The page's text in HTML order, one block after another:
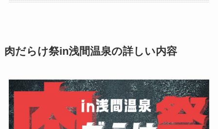
肉だらけ祭in浅間温泉の詳しい内容